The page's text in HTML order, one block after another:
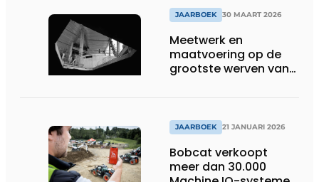
JAARBOEK 30 MAART 2026
Meetwerk en
maatvoering op de
grootste werven van
JAARBOEK 21 JANUARI 2026
Bobcat verkoopt
meer dan 30.000